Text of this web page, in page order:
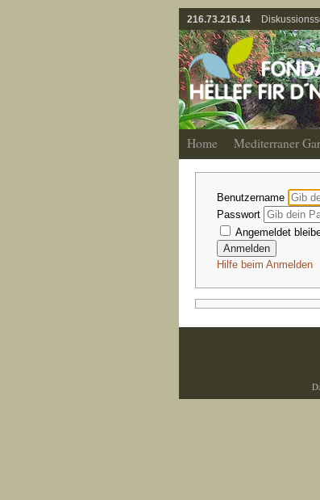
216.73.216.14
Home Mediterraner
Benutzername
Passwort
Angemeldet
Hilfe beim Anmelden